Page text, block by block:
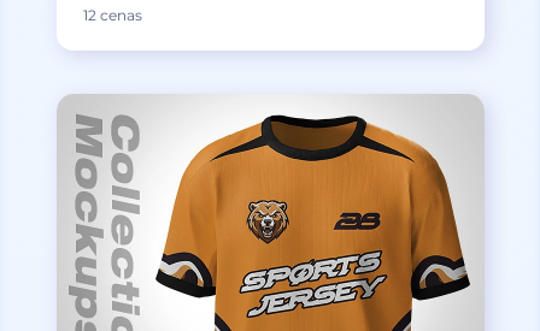
12 cenas